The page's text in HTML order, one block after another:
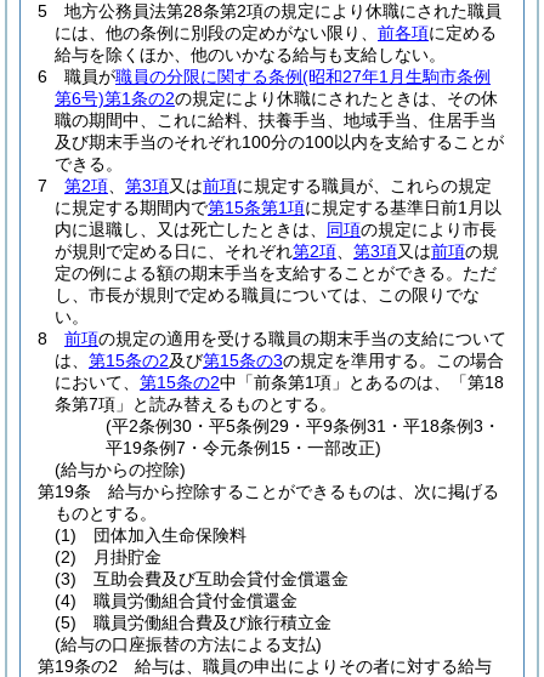
5
地方公務員法第28条第2項の規定により休職にされた職員
には、他の条例に別段の定めがない限り、 前各項に定める
給与を除くほか、他のいかなる給与も支給しない。
6
職員が職員の分限に関する条例(昭和27年1月生駒市条例
第6号)第1条の2の規定により休職にされたときは、その休
職の期間中、これに給料、扶養手当、地域手当、住居手当
及び期末手当のそれぞれ100分の100以内を支給することが
できる。
7
第2項 第3項又は前項に規定する職員が、これらの規定
に規定する期間内で第15条第1項に規定する基準日前1月以
内に退職し、又は死亡したときは、 同項の規定により市長
が規則で定める日に、それぞれ第2項 第3項又は前項の規
定の例による額の期末手当を支給することができる。 ただ
し、市長が規則で定める職員については、この限りでな
い。
8
前項の規定の適用を受ける職員の期末手当の支給について
は、 第15条の2及び第15条の3の規定を準用する。
この場合
において、 第15条の2中「前条第1項」とあるのは、「第18
条第7項」と読み替えるものとする。
(平2条例30・平5条例29・平9条例31・平18条例3・
平19条例7・令元条例15・一部改正)
(給与からの控除)
第19条
給与から控除することができるものは、次に掲げる
ものとする。
(1)
団体加入生命保険料
(2)
月掛貯金
(3)
互助会費及び互助会貸付金償還金
(4)
職員労働組合貸付金償還金
(5)
職員労働組合費及び旅行積立金
(給与の口座振替の方法による支払)
第19条の2
給与は、職員の申出によりその者に対する給与